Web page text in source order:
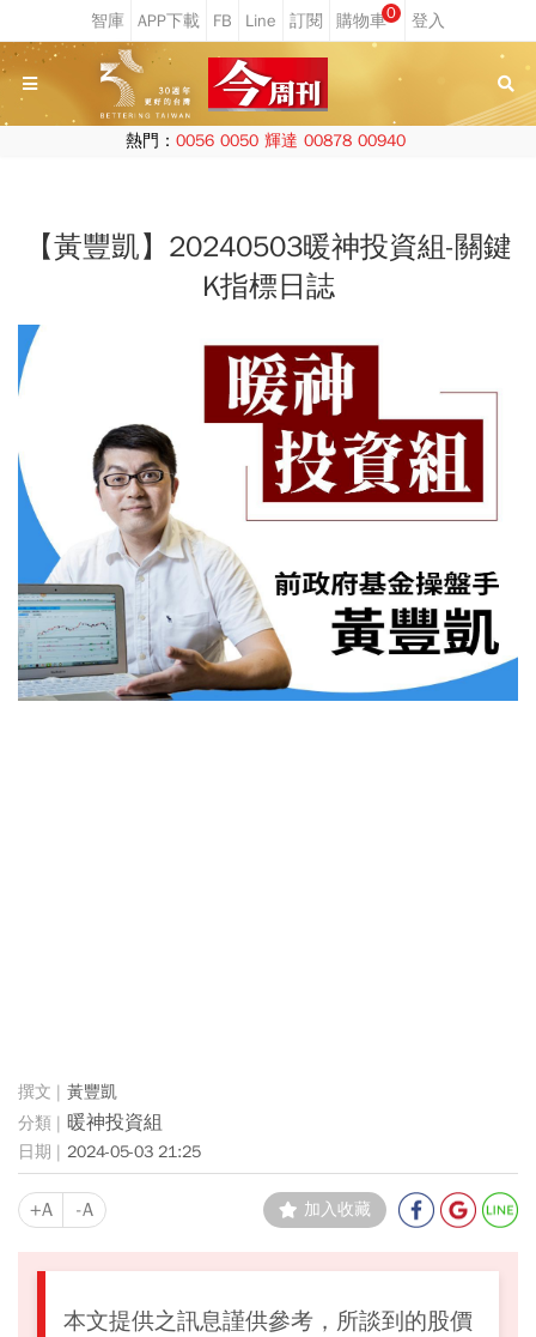
0
熱門： 0056 0050 輝達 00878 00940
【黃豐凱】20240503暖神投資組-關鍵
K指標日誌
黃豐凱
暖神投資組
2024-05-03 21:25
+A -A 加入收藏
本文提供之訊息謹供參考，所談到的股價